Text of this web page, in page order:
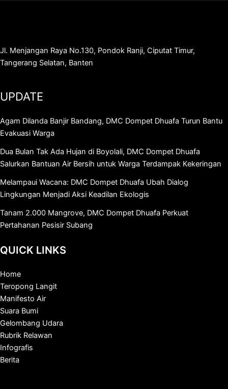
Jl. Menjangan Raya No.130, Pondok Ranji, Ciputat Timur,
Tangerang Selatan, Banten
UPDATE
Agam Dilanda Banjir Bandang, DMC Dompet Dhuafa Turun Bantu
Evakuasi Warga
Dua Bulan Tak Ada Hujan di Boyolali, DMC Dompet Dhuafa
Salurkan Bantuan Air Bersih untuk Warga Terdampak Kekeringan
Melampaui Wacana: DMC Dompet Dhuafa Ubah Dialog
Lingkungan Menjadi Aksi Keadilan Ekologis
Tanam 2.000 Mangrove, DMC Dompet Dhuafa Perkuat
Pertahanan Pesisir Subang
QUICK LINKS
Home
Teropong Langit
Manifesto Air
Suara Bumi
Gelombang Udara
Rubrik Relawan
Infografis
Berita